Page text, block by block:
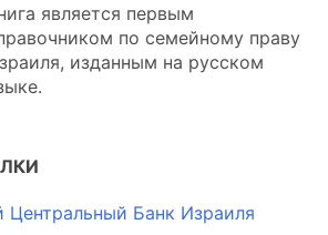
является первым
по семейному праву
изданным на русском
Центральный Банк Израиля